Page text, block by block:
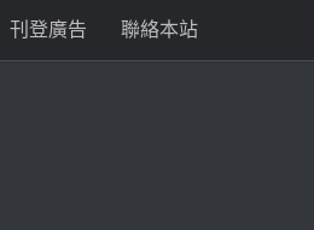
刊登廣告 聯絡本站